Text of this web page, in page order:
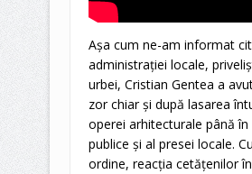
Așa cum ne-am informat
administrației locale,
urbei, Cristian Gentea a
zor chiar și după lasarea
operei arhitecturale până
publice și al presei locale.
ordine, reacția cetățenilor